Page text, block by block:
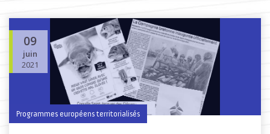
Toutes les actus de cette rubrique LIRE LA SUITE
09
juin
2021
Programmes européens territorialisés